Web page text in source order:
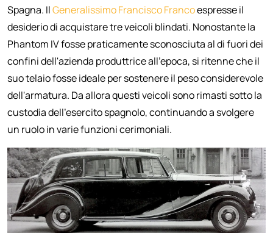
Spagna. IlGeneralissimo Francisco Francoespresse il
desiderio di acquistare tre veicoli blindati. Nonostante la
Phantom IV fosse praticamente sconosciuta al di fuori dei
confini dell'azienda produttrice all'epoca, si ritenne che il
suo telaio fosse ideale per sostenere il peso considerevole
dell'armatura. Da allora questi veicoli sono rimasti sotto la
custodia dell'esercito spagnolo, continuando a svolgere
un ruolo in varie funzioni cerimoniali.